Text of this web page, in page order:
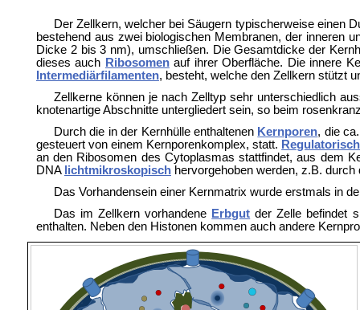
Der Zellkern, welcher bei Säugern typischerweise einen
bestehend aus zwei biologischen Membranen, der inneren
Dicke 2 bis 3 nm), umschließen. Die Gesamtdicke der
dieses auch Ribosomenauf ihrer Oberfläche. Die innere
Intermediärfilamenten, besteht, welche den Zellkern stützt
Zellkerne können je nach Zelltyp sehr unterschiedlich
knotenartige Abschnitte untergliedert sein, so beim
Durch die in der Kernhülle enthaltenen Kernporen, die
gesteuert von einem Kernporenkomplex, statt.
an den Ribosomen des Cytoplasmas stattfindet, aus dem
DNA lichtmikroskopischhervorgehoben werden, z.B. durch
Das Vorhandensein einer Kernmatrix wurde erstmals in
Das im Zellkern vorhandene Erbgut der Zelle befindet
enthalten. Neben den Histonen kommen auch andere